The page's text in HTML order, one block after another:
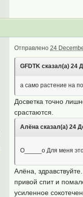
Отправлено 24
GFDTK сказал(а) 24
а само растение на
Досветка точно
срастаются.
Алёна сказал(а) 24
О_____о Для меня
Алёна,
привой спит и
усиленное